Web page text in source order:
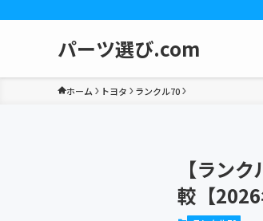
パーツ選び.com
ホーム トヨタ ランクル70
【ラン
較【2026